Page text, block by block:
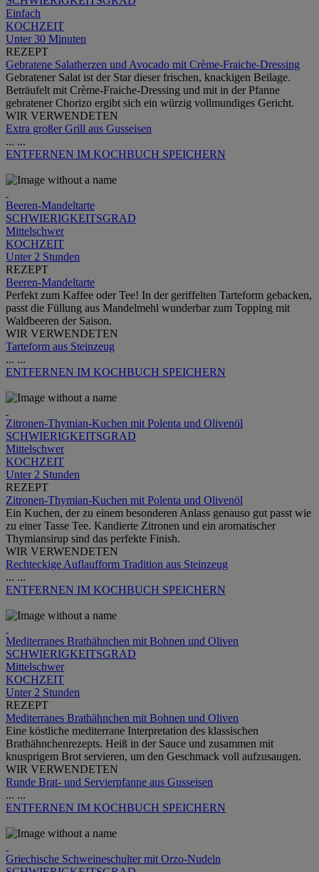
Einfach
KOCHZEIT
Unter 30 Minuten
REZEPT
Gebratene Salatherzen und Avocado mit Crème-Fraiche-Dressing
Gebratener Salat ist der Star dieser frischen, knackigen Beilage.
Beträufelt mit Crème-Fraiche-Dressing und mit in der Pfanne
gebratener Chorizo ergibt sich ein würzig vollmundiges Gericht.
WIR VERWENDETEN
Extra großer Grill aus Gusseisen
... ...
ENTFERNEN IM KOCHBUCH SPEICHERN
Beeren-Mandeltarte
SCHWIERIGKEITSGRAD
Mittelschwer
KOCHZEIT
Unter 2 Stunden
REZEPT
Beeren-Mandeltarte
Perfekt zum Kaffee oder Tee! In der geriffelten Tarteform gebacken,
passt die Füllung aus Mandelmehl wunderbar zum Topping mit
Waldbeeren der Saison.
WIR VERWENDETEN
Tarteform aus Steinzeug
... ...
ENTFERNEN IM KOCHBUCH SPEICHERN
Zitronen-Thymian-Kuchen mit Polenta und Olivenöl
SCHWIERIGKEITSGRAD
Mittelschwer
KOCHZEIT
Unter 2 Stunden
REZEPT
Zitronen-Thymian-Kuchen mit Polenta und Olivenöl
Ein Kuchen, der zu einem besonderen Anlass genauso gut passt wie
zu einer Tasse Tee. Kandierte Zitronen und ein aromatischer
Thymiansirup sind das perfekte Finish.
WIR VERWENDETEN
Rechteckige Auflaufform Tradition aus Steinzeug
... ...
ENTFERNEN IM KOCHBUCH SPEICHERN
Mediterranes Brathähnchen mit Bohnen und Oliven
SCHWIERIGKEITSGRAD
Mittelschwer
KOCHZEIT
Unter 2 Stunden
REZEPT
Mediterranes Brathähnchen mit Bohnen und Oliven
Eine köstliche mediterrane Interpretation des klassischen
Brathähnchenrezepts. Heiß in der Sauce und zusammen mit
knusprigem Brot servieren, um den Geschmack voll aufzusaugen.
WIR VERWENDETEN
Runde Brat- und Servierpfanne aus Gusseisen
... ...
ENTFERNEN IM KOCHBUCH SPEICHERN
Griechische Schweineschulter mit Orzo-Nudeln